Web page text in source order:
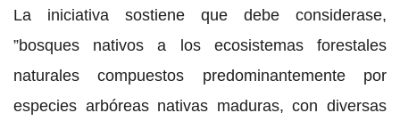
La iniciativa sostiene que debe considerase,
”bosques nativos a los ecosistemas forestales
naturales compuestos predominantemente por
especies arbóreas nativas maduras, con diversas